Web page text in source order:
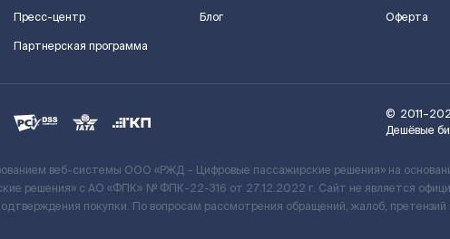
Пресс-центр
Партнерская программа
Блог
Оферта
©
Дешёвые
веб-системы ООО «РЖД – Цифровые пассажирские решения» на
решения» c АО «ФПК» № ФПК-22-316 от 27.12.2022 г. Сайт не является
покупки. По вопросам рассмотрения обращений, жалоб,